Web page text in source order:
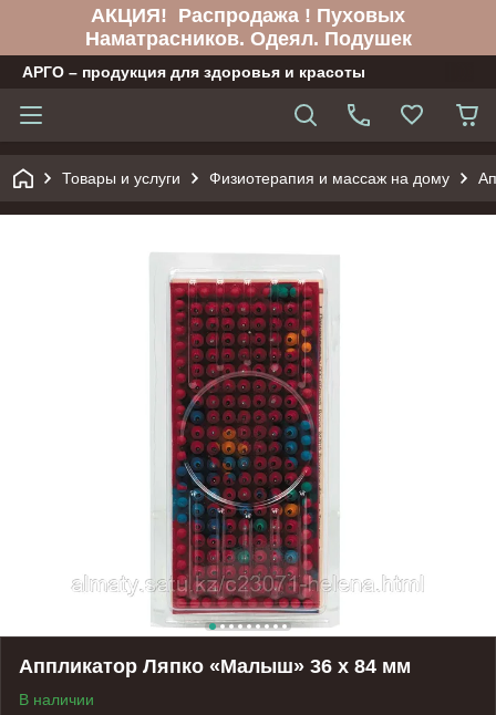
АКЦИЯ! Распродажа ! Пуховых
Наматрасников. Одеял. Подушек
АРГО – продукция для здоровья и красоты
Товары и услуги Физиотерапия и массаж на дому
Аппликатор Ляпко «Малыш» 36 х 84 мм
В наличии